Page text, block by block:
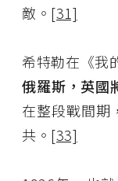
敵。 [31]
希特勒在《我
俄羅斯，英國
在整段戰間期
共。 [33]